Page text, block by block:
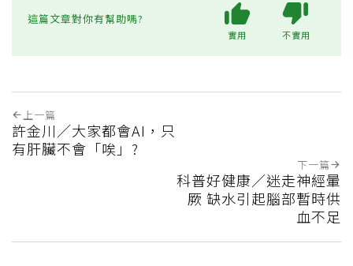
這篇文章對你有幫助嗎?
實用 不實用
上一篇
許金川／大家都會AI，只
有肝臟不會「唉」?
下一篇
科普好健康／迷走神經暈
厥 缺水引起腦部暫時供
血不足